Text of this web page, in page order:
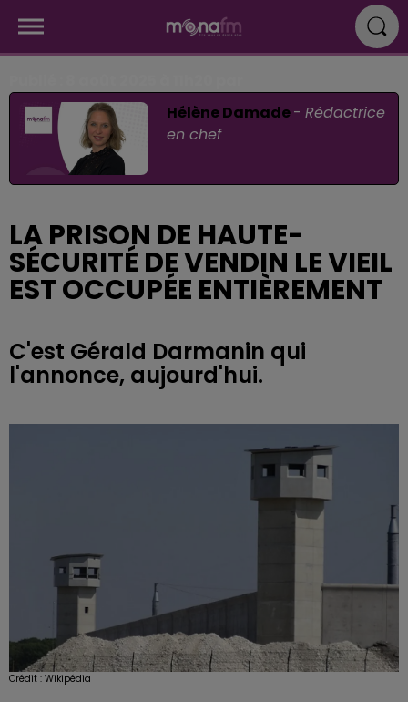
Hélène Damade-Rédactrice
en chef
LA PRISON DE HAUTE-
SÉCURITÉ DE VENDIN LE VIEIL
EST OCCUPÉE ENTIÈREMENT
C'est Gérald Darmanin qui
l'annonce, aujourd'hui.
Crédit : Wikipédia